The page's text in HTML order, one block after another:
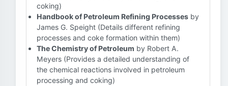
coking)
Handbook of Petroleum Refining Processes by
James G. Speight (Details different refining
processes and coke formation within them)
The Chemistry of Petroleum by Robert A.
Meyers (Provides a detailed understanding of
the chemical reactions involved in petroleum
processing and coking)